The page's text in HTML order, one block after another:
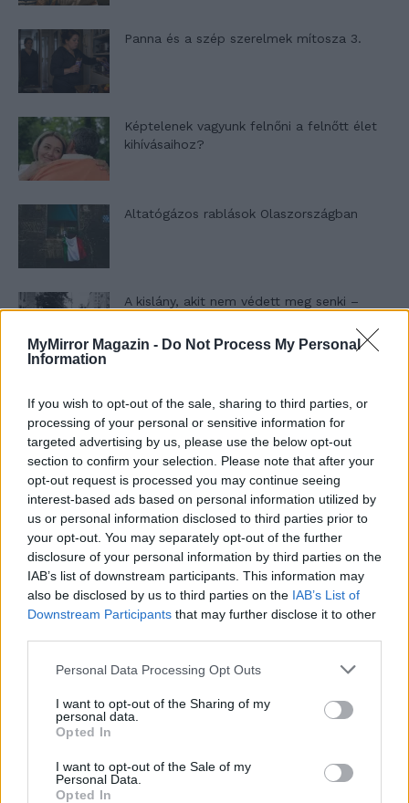
MyMirror Magazin - Do Not Process My Personal
Information
If you wish to opt-out of the sale, sharing to third parties, or
processing of your personal or sensitive information for
targeted advertising by us, please use the below opt-out
section to confirm your selection. Please note that after your
opt-out request is processed you may continue seeing
interest-based ads based on personal information utilized by
us or personal information disclosed to third parties prior to
your opt-out. You may separately opt-out of the further
disclosure of your personal information by third parties on the
IAB’s list of downstream participants. This information may
also be disclosed by us to third parties on the IAB’s List of
Downstream Participants that may further disclose it to other
Personal Data Processing Opt Outs
I want to opt-out of the Sharing of my
personal data.
Opted In
I want to opt-out of the Sale of my
Personal Data.
Opted In
Panna és a szép szerelmek mítosza 3.
Képtelenek vagyunk felnőni a felnőtt élet
kihívásaihoz?
Altatógázos rablások Olaszországban
A kislány, akit nem védett meg senki –
rész
T. szereti a fiatal lányokat 13. rész
Minka 10. rész